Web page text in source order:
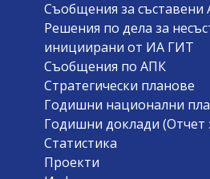
Съобщения за съставени
Решения по дела за
инициирани от ИА ГИТ
Съобщения по АПК
Стратегически планове
Годишни национални
Годишни доклади (Отчет
Статистика
Проекти